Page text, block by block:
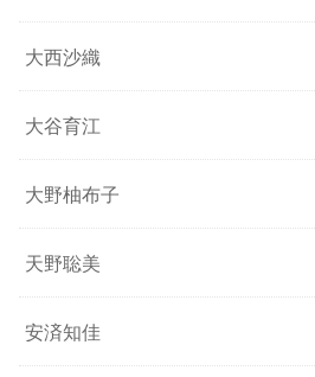
大西沙織
大谷育江
大野柚布子
天野聡美
安済知佳